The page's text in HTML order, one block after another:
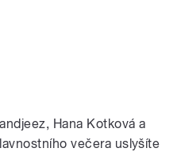
Hana Kotková a
večera uslyšíte